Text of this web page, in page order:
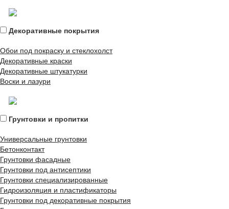
Декоративные покрытия
Обои под покраску и стеклохолст
Декоративные краски
Декоративные штукатурки
Воски и лазури
Грунтовки и пропитки
Универсальные грунтовки
Бетонконтакт
Грунтовки фасадные
Грунтовки под антисептики
Грунтовки специализированные
Гидроизоляция и пластификаторы
Грунтовки под декоративные покрытия